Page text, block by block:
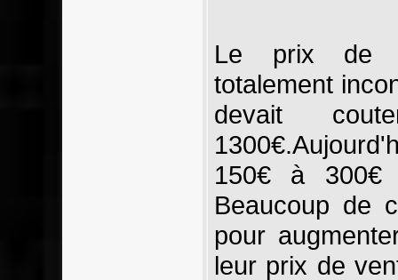
Le prix de
totalement
devait
150€ à 300€
Beaucoup de
pour
leur prix de